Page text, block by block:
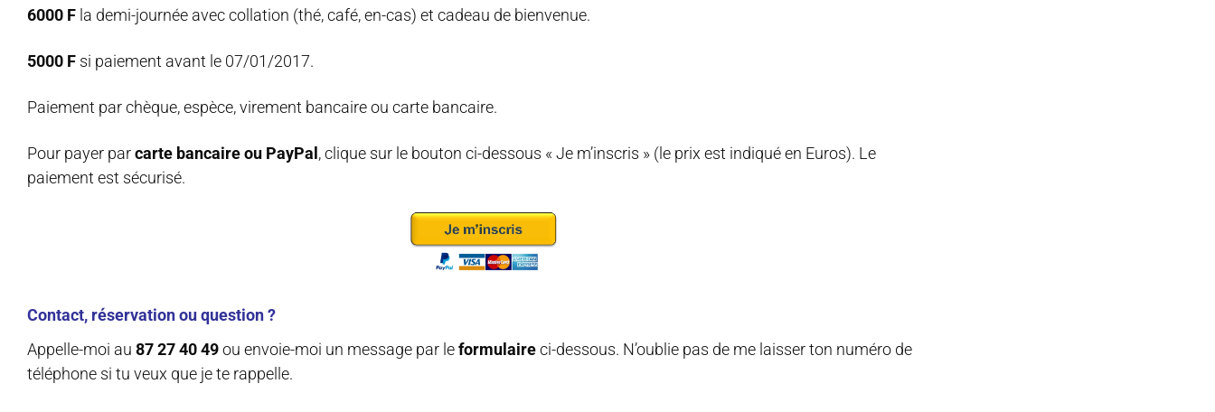
6000 F la demi-journée avec collation (thé, café, en-cas) et cadeau de bienvenue.
5000 F si paiement avant le 07/01/2017.
Paiement par chèque, espèce, virement bancaire ou carte bancaire.
Pour payer parcarte bancaire ou PayPal , clique sur le bouton ci-dessous « Je m’inscris » (le prix est indiqué en Euros). Le
paiement est sécurisé.
Contact, réservation ou question ?
Appelle-moi au 87 27 40 49ou envoie-moi un message par leformulaireci-dessous. N’oublie pas de me laisser ton numéro de
téléphone si tu veux que je te rappelle.